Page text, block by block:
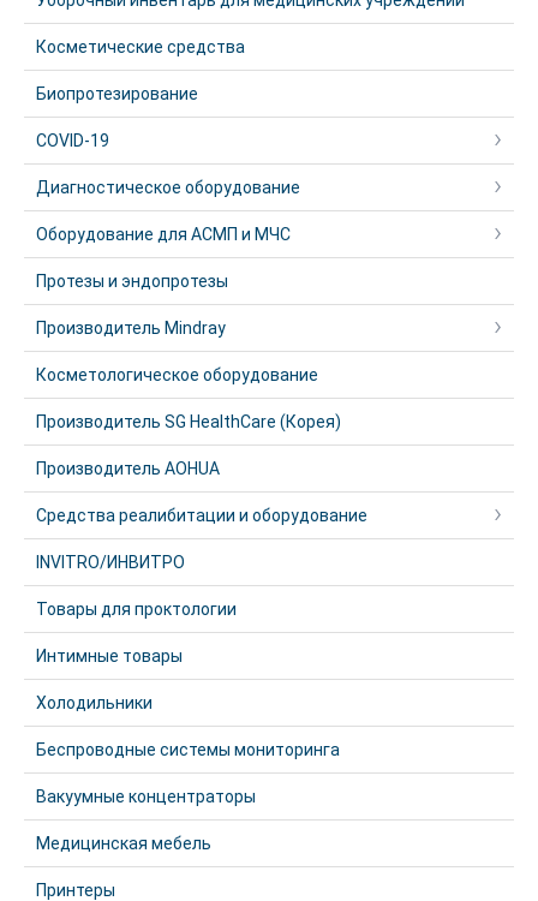
Косметические средства
Биопротезирование
COVID-19
Диагностическое оборудование
Оборудование для АСМП и МЧС
Протезы и эндопротезы
Производитель Mindray
Косметологическое оборудование
Производитель SG HealthCare (Корея)
Производитель AOHUA
Средства реалибитации и оборудование
INVITRO/ИНВИТРО
Товары для проктологии
Интимные товары
Холодильники
Беспроводные системы мониторинга
Вакуумные концентраторы
Медицинская мебель
Принтеры